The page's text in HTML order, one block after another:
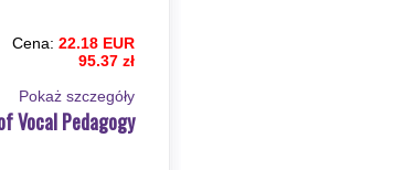
Cena: 22.18 EUR
95.37 zł
Pokaż szczegόły
Vocal Pedagogy